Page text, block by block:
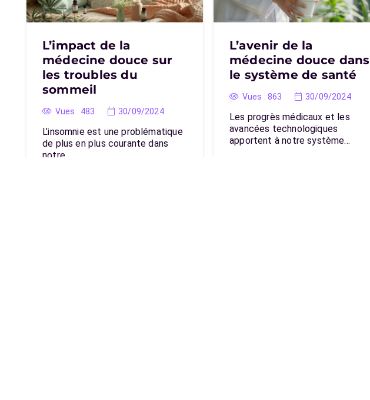
L’impact de la
médecine douce sur
les troubles du
sommeil
Vues : 483 30/09/2024
L’insomnie est une problématique
de plus en plus courante dans
notre…
L’avenir de la
médecine douce dans
le système de santé
Vues :863 30/09/2024
Les progrès médicaux et les
avancées technologiques
apportent à notre système…